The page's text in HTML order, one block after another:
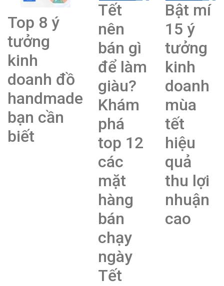
Top 8 ý
tưởng
kinh
doanh đồ
handmade
bạn cần
biết
Tết
nên
bán gì
để làm
giàu?
Khám
phá
top 12
các
mặt
hàng
bán
chạy
ngày
Tết
Bật mí
15 ý
tưởng
kinh
doanh
mùa
tết
hiệu
quả
thu lợi
nhuận
cao